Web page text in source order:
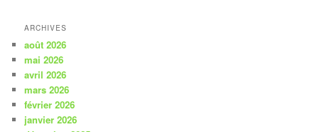
ARCHIVES
août 2026
mai 2026
avril 2026
mars 2026
février 2026
janvier 2026